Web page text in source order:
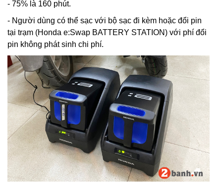
- 75% là 160 phút.
- Người dùng có thể sạc với bộ sạc đi kèm hoặc đổi pin
tại trạm (Honda e:Swap BATTERY STATION) với phí đổi
pin không phát sinh chi phí.